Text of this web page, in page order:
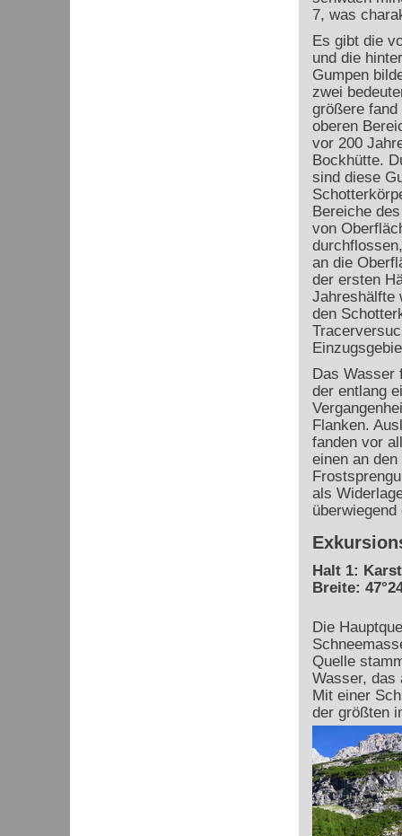
7, was
Es gibt die
und die
Gumpen
zwei
größere
oberen
vor 200
Bockhütte.
sind diese
Bereiche
von
an die
der ersten
Jahreshälfte
den
Das Wasser
der entlang
Flanken.
fanden vor
einen an
als
Halt 1:
Breite:
Die
Quelle
Wasser, das
Mit einer
der größten